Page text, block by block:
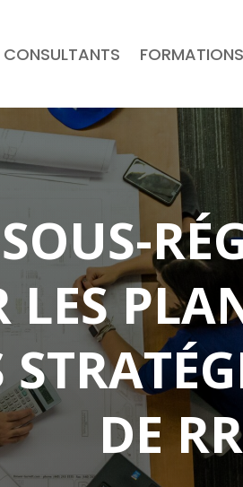
CONSULTANTS FORMATIONS
DE